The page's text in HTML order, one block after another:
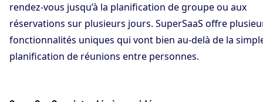
rendez-vous jusqu’à la planification de groupe ou aux
réservations sur plusieurs jours. SuperSaaS offre
fonctionnalités uniques qui vont bien au-delà de la
planification de réunions entre personnes.